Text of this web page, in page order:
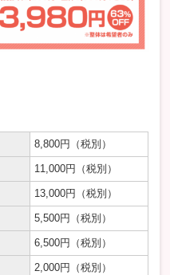
8,800円 （税別）
11,000円 （税別）
13,000円 （税別）
5,500円 （税別）
6,500円 （税別）
2,000円（税別）